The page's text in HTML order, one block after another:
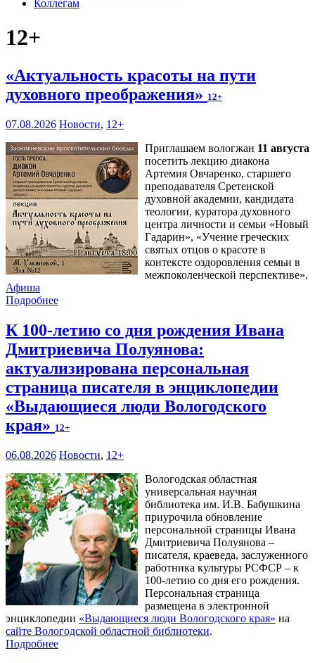
Коллегам
12+
«Актуальность красоты на пути
духовного преображения» 12+
07.08.2026 Новости, 12+
Приглашаем вологжан 11 августа
посетить лекцию диакона
Артемия Овчаренко, старшего
преподавателя Сретенской
духовной академии, кандидата
теологии, куратора духовного
центра личности и семьи «Новый
Гадарин», «Учение греческих
святых отцов о красоте в
контексте оздоровления семьи в
межпоколенческой перспективе».
Афиша
Подробнее
К 100-летию со дня рождения Ивана
Дмитриевича Полуянова:
актуализирована персональная
страница писателя в энциклопедии
«Выдающиеся люди Вологодского
края» 12+
06.08.2026 Новости, 12+
Вологодская областная
универсальная научная
библиотека им. И.В. Бабушкина
приурочила обновление
персональной страницы Ивана
Дмитриевича Полуянова –
писателя, краеведа, заслуженного
работника культуры РСФСР – к
100‑летию со дня его рождения.
Персональная страница
размещена в электронной
энциклопедии «Выдающиеся люди Вологодского края» на
сайте Вологодской областной библиотеки.
Подробнее